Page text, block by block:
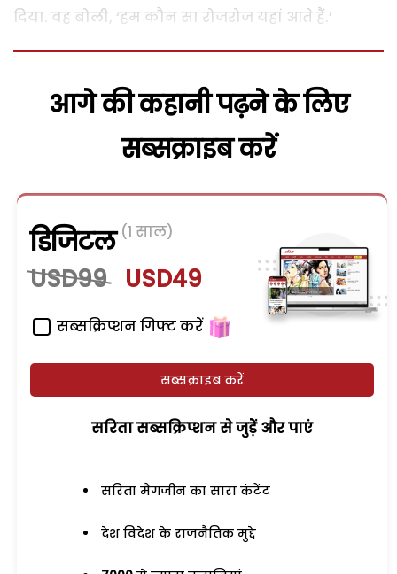
दिया. वह बोली, ‘हम कौन सा रोजरोज यहां आते हैं.’
आगे की कहानी पढ़ने के लिए
सब्सक्राइब करें
डिजिटल (1 साल)
USD99 USD49
सब्सक्रिप्शन गिफ्ट करें
सब्सक्राइब करें
सरिता सब्सक्रिप्शन से जुड़ेें और पाएं
सरिता मैगजीन का सारा कंटेंट
देश विदेश के राजनैतिक मुद्दे